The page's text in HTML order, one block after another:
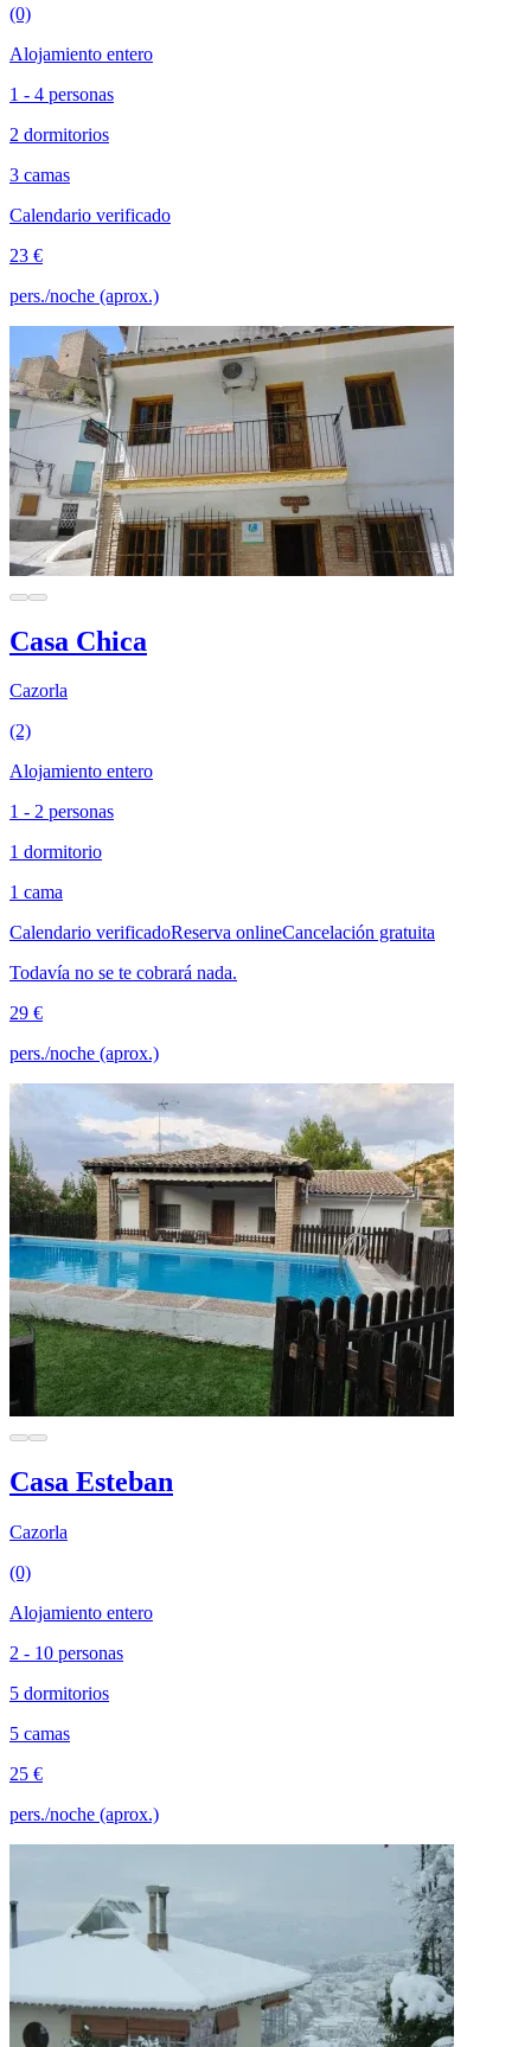
(0)
Alojamiento entero
1 - 4 personas
2 dormitorios
3 camas
Calendario verificado
23 €
pers./noche (aprox.)
Casa Chica
Cazorla
(2)
Alojamiento entero
1 - 2 personas
1 dormitorio
1 cama
Calendario verificadoReserva onlineCancelación gratuita
Todavía no se te cobrará nada.
29 €
pers./noche (aprox.)
Casa Esteban
Cazorla
(0)
Alojamiento entero
2 - 10 personas
5 dormitorios
5 camas
25 €
pers./noche (aprox.)